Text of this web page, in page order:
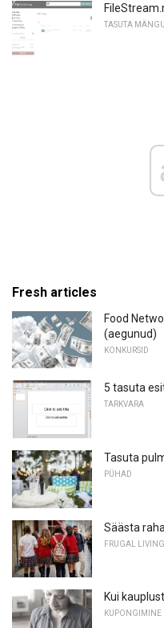
TASUTA
Fresh articles
Food
(aegunud)
KONKURSID
5 tasuta
TARKVARA
Tasuta
PÜHAD
Säästa
FRUGAL LIVING
Kui
KUPONGIMINE